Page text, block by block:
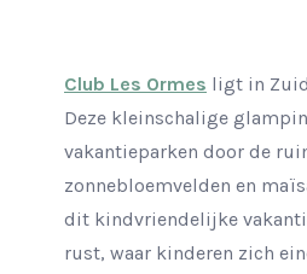
Club Les Ormes ligt in
Deze kleinschalige
vakantieparken door de
zonnebloemvelden en
dit kindvriendelijke
rust, waar kinderen zich